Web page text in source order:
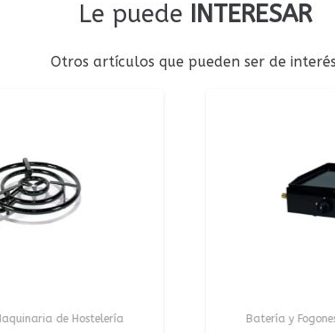
Le puede INTERESAR
Otros artículos que pueden ser de
,Maquinaria de